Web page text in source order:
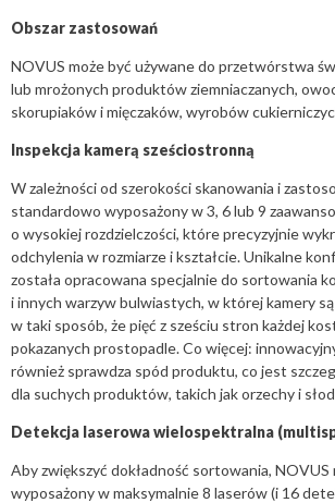
Obszar zastosowań
NOVUS może być używane do przetwórstwa
lub mrożonych produktów ziemniaczanych,
skorupiaków i mięczaków, wyrobów
Inspekcja kamerą sześciostronną
W zależności od szerokości skanowania i
standardowo wyposażony w 3, 6 lub 9
o wysokiej rozdzielczości, które precyzyjnie
odchylenia w rozmiarze i kształcie. Unikalne
została opracowana specjalnie do sortowania
i innych warzyw bulwiastych, w której kamery
w taki sposób, że pięć z sześciu stron każdej
pokazanych prostopadle. Co więcej:
również sprawdza spód produktu, co jest
dla suchych produktów, takich jak orzechy i
Detekcja laserowa wielospektralna
Aby zwiększyć dokładność sortowania, NOVUS
wyposażony w maksymalnie 8 laserów (i 16